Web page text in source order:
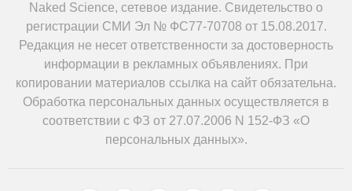
Naked Science, сетевое издание. Свидетельство о
регистрации СМИ Эл № ФС77-70708 от 15.08.2017.
Редакция не несет ответственности за достоверность
информации в рекламных объявлениях. При
копировании материалов ссылка на сайт обязательна.
Обработка персональных данных осуществляется в
соответствии с ФЗ от 27.07.2006 N 152-ФЗ «О
персональных данных».